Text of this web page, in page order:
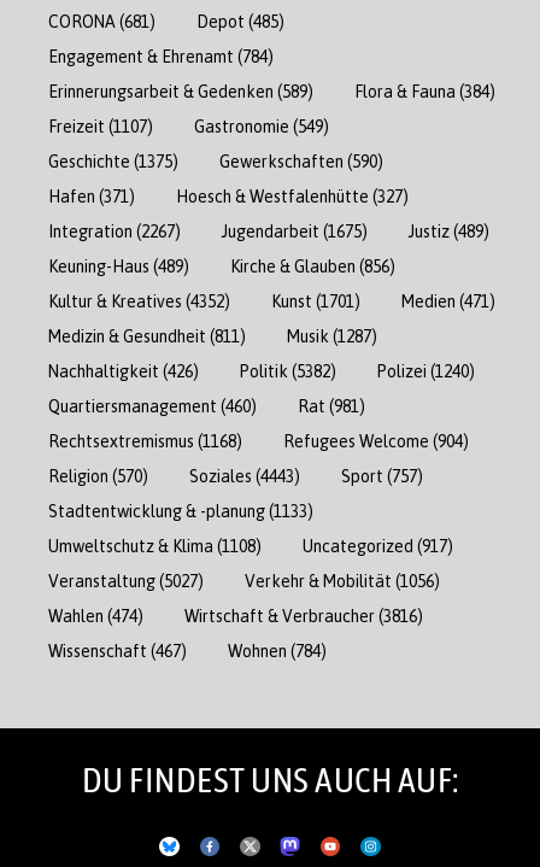
CORONA (681) Depot (485)
Engagement & Ehrenamt (784)
Erinnerungsarbeit & Gedenken (589) Flora & Fauna (384)
Freizeit (1107) Gastronomie (549)
Geschichte (1375) Gewerkschaften (590)
Hafen (371) Hoesch & Westfalenhütte (327)
Integration (2267) Jugendarbeit (1675) Justiz(489)
Keuning-Haus (489) Kirche & Glauben (856)
Kultur & Kreatives (4352) Kunst (1701) Medien (471)
Medizin & Gesundheit (811) Musik (1287)
Nachhaltigkeit (426) Politik (5382) Polizei (1240)
Quartiersmanagement (460) Rat (981)
Rechtsextremismus (1168) Refugees Welcome (904)
Religion (570) Soziales (4443) Sport (757)
Stadtentwicklung & -planung(1133)
Umweltschutz & Klima (1108) Uncategorized (917)
Veranstaltung(5027) Verkehr & Mobilität (1056)
Wahlen (474) Wirtschaft & Verbraucher(3816)
Wissenschaft (467) Wohnen (784)
DU FINDEST UNS AUCH AUF: